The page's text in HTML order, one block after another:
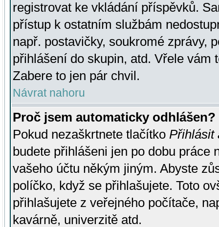
registrovat ke vkládání příspěvků.
přístup k ostatním službám
např. postavičky, soukromé zprávy,
přihlášení do skupin, atd. Vřele vám
Zabere to jen pár chvil.
Návrat nahoru
Proč jsem automaticky odhlášen?
Pokud nezaškrtnete tlačítko Přihlásit
budete přihlášeni jen po dobu práce
vašeho účtu někým jiným. Abyste
políčko, když se přihlašujete. Toto
přihlašujete z veřejného počítače,
kavárně, univerzitě atd.